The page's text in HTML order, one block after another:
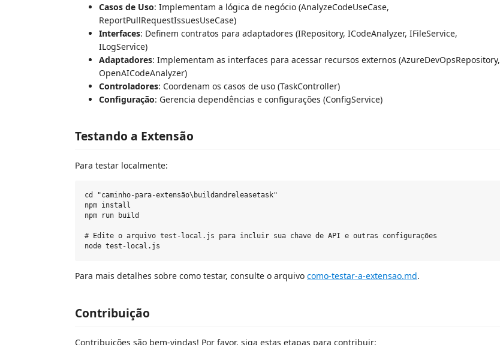
Casos de Uso: Implementam a lógica de negócio (AnalyzeCodeUseCase,
ReportPullRequestIssuesUseCase)
Interfaces: Definem contratos para adaptadores (IRepository, ICodeAnalyzer, IFileService,
ILogService)
Adaptadores: Implementam as interfaces para acessar recursos externos (AzureDevOpsRepository,
OpenAICodeAnalyzer)
Controladores: Coordenam os casos de uso (TaskController)
Configuração: Gerencia dependências e configurações (ConfigService)
Testando a Extensão
Para testar localmente:
cd "caminho-para-extensão\buildandreleasetask"
npm install
npm run build
# Edite o arquivo test-local.js para incluir sua chave de API e outras configurações
Para mais detalhes sobre como testar, consulte o arquivo como-testar-a-extensao.md.
Contribuição
Contribuições são bem-vindas! Por favor, siga estas etapas para contribuir: